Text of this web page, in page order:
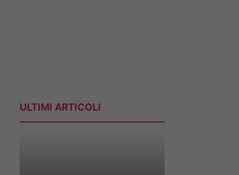
ULTIMI ARTICOLI